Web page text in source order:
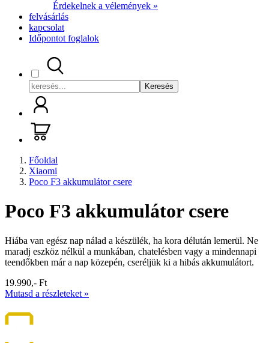
Érdekelnek a vélemények »
felvásárlás
kapcsolat
Időpontot foglalok
Keresés
Főoldal
Xiaomi
Poco F3 akkumulátor csere
Poco F3 akkumulátor csere
Hiába van egész nap nálad a készülék, ha kora délután lemerül. Ne
maradj eszköz nélkül a munkában, chatelésben vagy a mindennapi
teendőkben már a nap közepén, cseréljük ki a hibás akkumulátort.
19.990,- Ft
Mutasd a részleteket »